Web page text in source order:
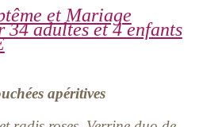
et Mariage
34 adultes et 4 enfants
apéritives